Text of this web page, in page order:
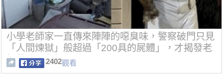
小學老師家一直傳來陣陣的噁臭味，警察破門只見
「人間煉獄」般超過「200具的屍體」，才揭發老
師的暗黑真相…
2402觀看